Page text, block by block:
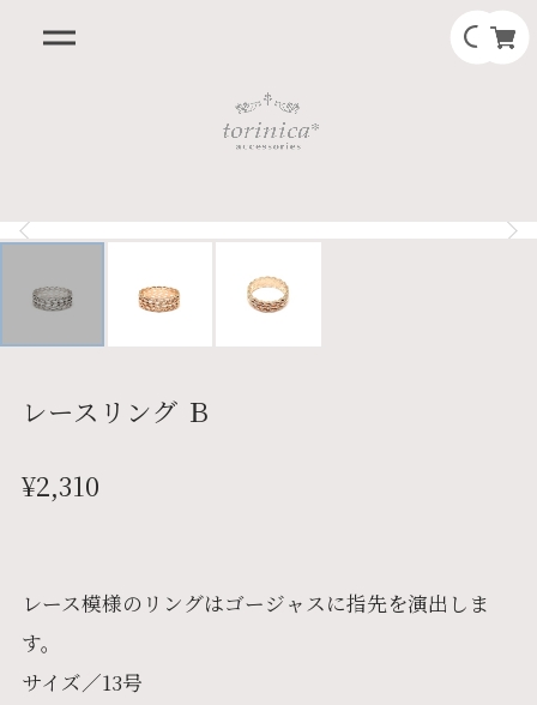
レースリング Ｂ
¥2,310
レース模様のリングはゴージャスに指先を演出しま
す。
サイズ／13号